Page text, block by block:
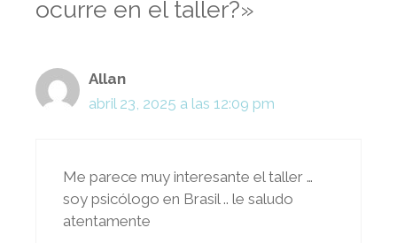
ocurre en el taller?»
Allan
abril 23, 2025 a las 12:09 pm
Me parece muy interesante el taller …
soy psicólogo en Brasil .. le saludo
atentamente